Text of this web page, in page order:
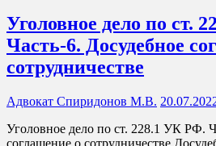
Уголовное дело по ст.
Часть-6. Досудебное
сотрудничестве
Адвокат Спиридонов М.В.
Уголовное дело по ст. 228.1 УК РФ.